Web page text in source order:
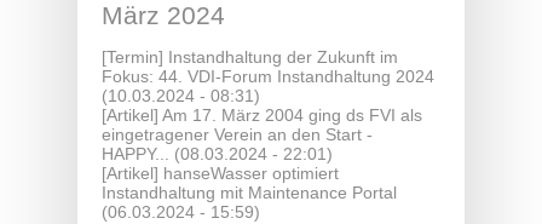
März 2024
[Termin] Instandhaltung der Zukunft im
Fokus: 44. VDI-Forum Instandhaltung 2024
(10.03.2024 - 08:31)
[Artikel] Am 17. März 2004 ging ds FVI als
eingetragener Verein an den Start -
HAPPY... (08.03.2024 - 22:01)
[Artikel] hanseWasser optimiert
Instandhaltung mit Maintenance Portal
(06.03.2024 - 15:59)